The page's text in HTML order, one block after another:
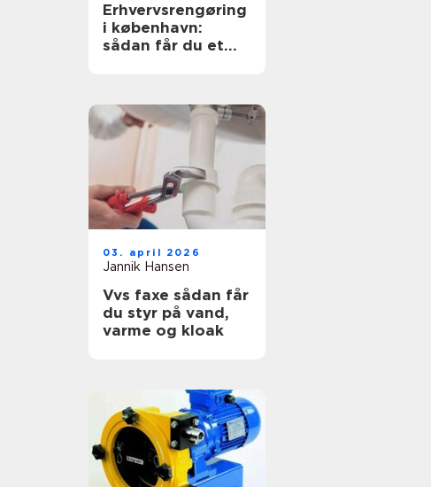
Erhvervsrengøring
i københavn:
sådan får du et
03. april 2026
Jannik Hansen
Vvs faxe sådan får
du styr på vand,
varme og kloak